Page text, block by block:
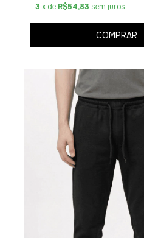
3 x de R$54,83 sem juros
COMPRAR